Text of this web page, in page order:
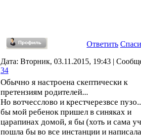
Ответить
Дата: Вторник, 03.11.2015, 19:43 |
34
Обычно я настроена скептически к
претензиям родителей...
Но вотчесслово и крестчерезвсе
бы мой ребенок пришел в синяках и
царапинах домой, я бы (хоть и сама
пошла бы во все инстанции и